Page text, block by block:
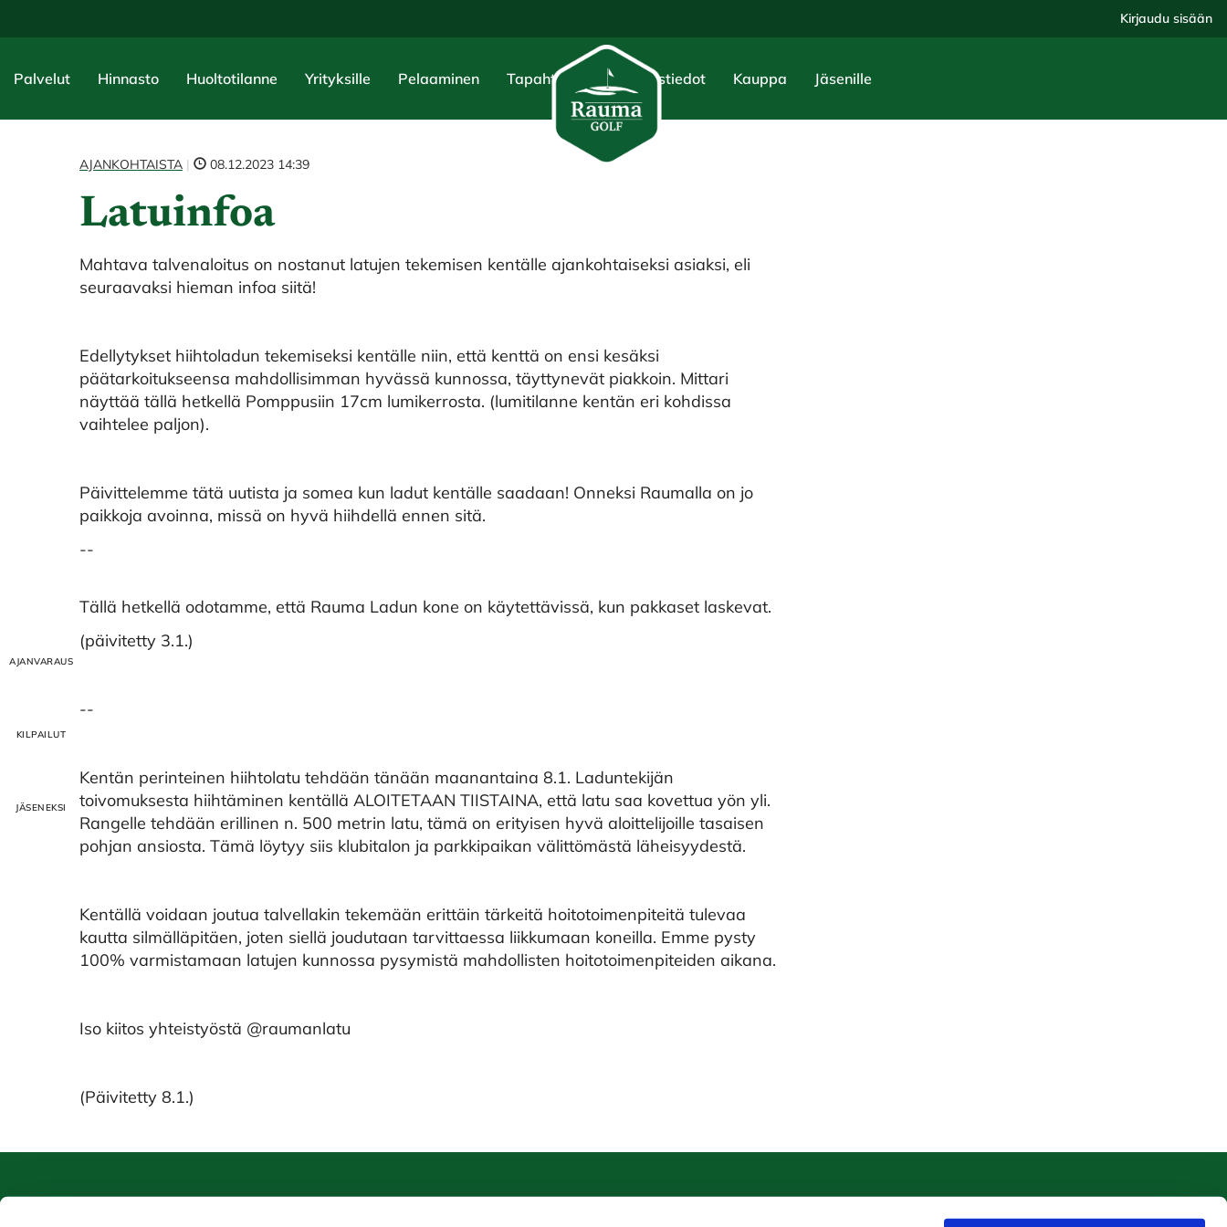
Kirjaudu sisään
Palvelut Hinnasto Huoltotilanne Yrityksille Pelaaminen Tapahtumat Yhteystiedot Kauppa Jäsenille
AJANKOHTAISTA | 08.12.2023 14:39
Latuinfoa
Mahtava talvenaloitus on nostanut latujen tekemisen kentälle ajankohtaiseksi asiaksi, eli
seuraavaksi hieman infoa siitä!
Edellytykset hiihtoladun tekemiseksi kentälle niin, että kenttä on ensi kesäksi
päätarkoitukseensa mahdollisimman hyvässä kunnossa, täyttynevät piakkoin. Mittari
näyttää tällä hetkellä Pomppusiin 17cm lumikerrosta. (lumitilanne kentän eri kohdissa
vaihtelee paljon).
Päivittelemme tätä uutista ja somea kun ladut kentälle saadaan! Onneksi Raumalla on jo
paikkoja avoinna, missä on hyvä hiihdellä ennen sitä.
--
Tällä hetkellä odotamme, että Rauma Ladun kone on käytettävissä, kun pakkaset laskevat.
(päivitetty 3.1.)
--
Kentän perinteinen hiihtolatu tehdään tänään maanantaina 8.1. Laduntekijän
toivomuksesta hiihtäminen kentällä ALOITETAAN TIISTAINA, että latu saa kovettua yön yli.
Rangelle tehdään erillinen n. 500 metrin latu, tämä on erityisen hyvä aloittelijoille tasaisen
pohjan ansiosta. Tämä löytyy siis klubitalon ja parkkipaikan välittömästä läheisyydestä.
Kentällä voidaan joutua talvellakin tekemään erittäin tärkeitä hoitotoimenpiteitä tulevaa
kautta silmälläpitäen, joten siellä joudutaan tarvittaessa liikkumaan koneilla. Emme pysty
100% varmistamaan latujen kunnossa pysymistä mahdollisten hoitotoimenpiteiden aikana.
Iso kiitos yhteistyöstä @raumanlatu
(Päivitetty 8.1.)